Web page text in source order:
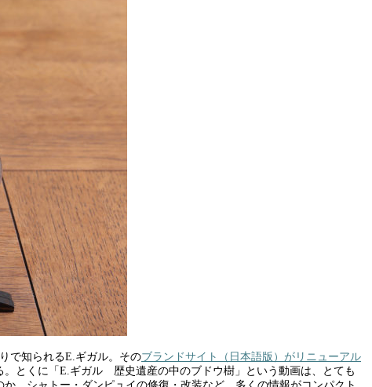
で知られるE.ギガル。そのブランドサイト（日本語版）がリニューアル
とくに「E.ギガル 歴史遺産の中のブドウ樹」という動画は、とても